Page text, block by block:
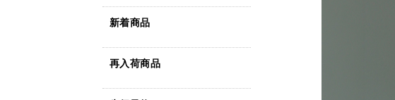
新着商品
再入荷商品